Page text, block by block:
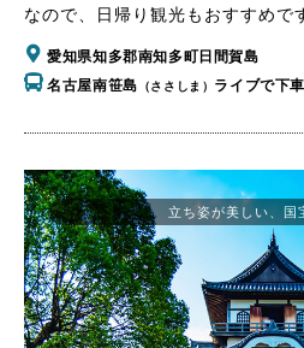
なので、日帰り観光もおすすめで
愛知県知多郡南知多町日間賀島
名古屋南笹島 （ささしま） ライブで下車
立ち姿が美しい、国